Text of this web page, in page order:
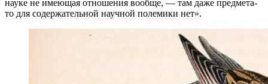
науке не имеющая отношения вообще, — там даже предмета-
то для содержательной научной полемики нет».